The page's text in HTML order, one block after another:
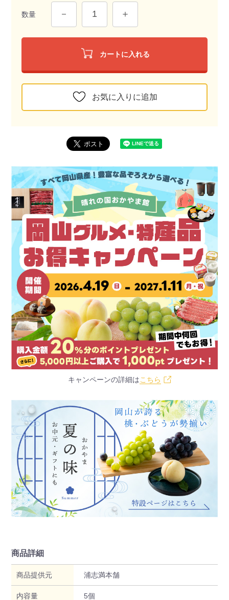
数量
カートに入れる
お気に入りに追加
キャンペーンの詳細はこちら
商品詳細
商品提供元 浦志満本舗
内容量 5個